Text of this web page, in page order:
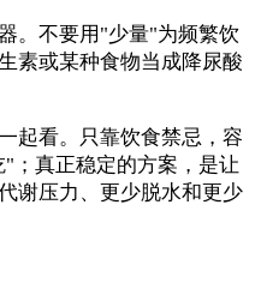
。不要用"少量"为频繁饮
素或某种食物当成降尿酸
起看。只靠饮食禁忌，容
；真正稳定的方案，是让
谢压力、更少脱水和更少